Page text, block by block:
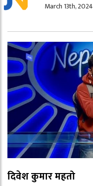
March 13th, 2024
दिवेश कुमार महतो